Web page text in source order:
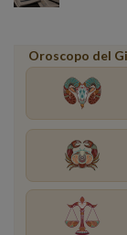
Oroscopo del